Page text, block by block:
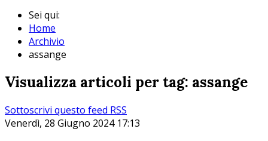
Sei qui:
Home
Archivio
assange
Visualizza articoli per tag: assange
Sottoscrivi questo feed RSS
Venerdì, 28 Giugno 2024 17:13